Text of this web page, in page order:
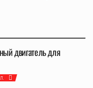
двигатель для